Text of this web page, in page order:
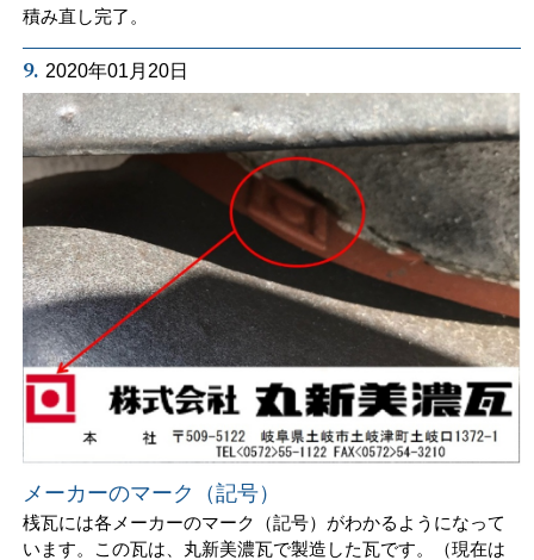
積み直し完了。
9. 2020年01月20日
メーカーのマーク（記号）
桟瓦には各メーカーのマーク（記号）がわかるようになって
います。この瓦は、丸新美濃瓦で製造した瓦です。（現在は